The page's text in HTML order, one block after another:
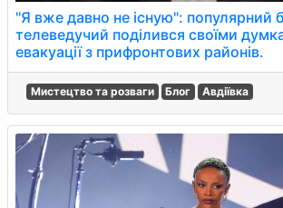
"Я вже давно не існую": популярний
телеведучий поділився своїми
евакуації з прифронтових районів.
Мистецтво та розваги Блог Авдіївка